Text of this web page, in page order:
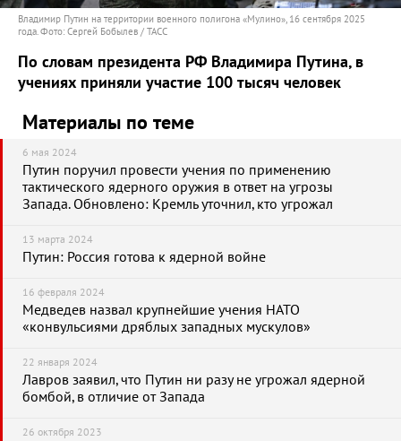
Владимир Путин на территории военного полигона «Мулино», 16 сентября 2025
года. Фото: Сергей Бобылев / ТАСС
По словам президента РФ Владимира Путина, в
учениях приняли участие 100 тысяч человек
Материалы по теме
6 мая 2024
Путин поручил провести учения по применению
тактического ядерного оружия в ответ на угрозы
Запада. Обновлено: Кремль уточнил, кто угрожал
13 марта 2024
Путин: Россия готова к ядерной войне
16 февраля 2024
Медведев назвал крупнейшие учения НАТО
«конвульсиями дряблых западных мускулов»
22 января 2024
Лавров заявил, что Путин ни разу не угрожал ядерной
бомбой, в отличие от Запада
26 октября 2023